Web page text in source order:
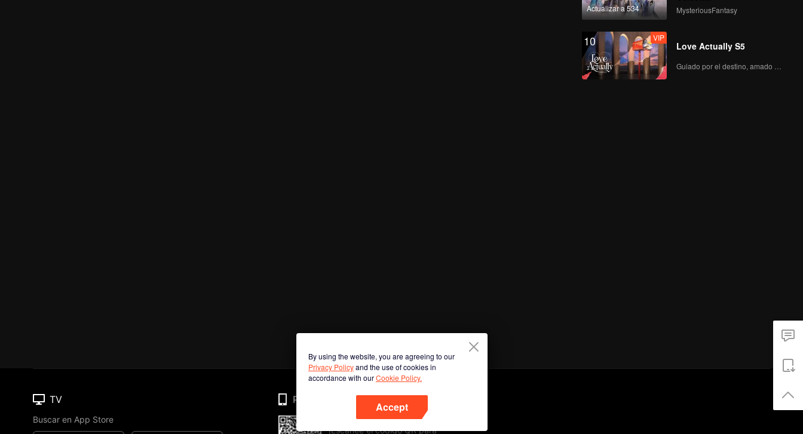
Actualizar a 534 MysteriousFantasy
10 VIP
Love Actually S5
By using the website, you are agreeing to our
Privacy Policyand the use of cookies in
accordance with ourCookie Policy.
Accept
TV
Buscar en App Store
Phone
¡Escanee el código QR para